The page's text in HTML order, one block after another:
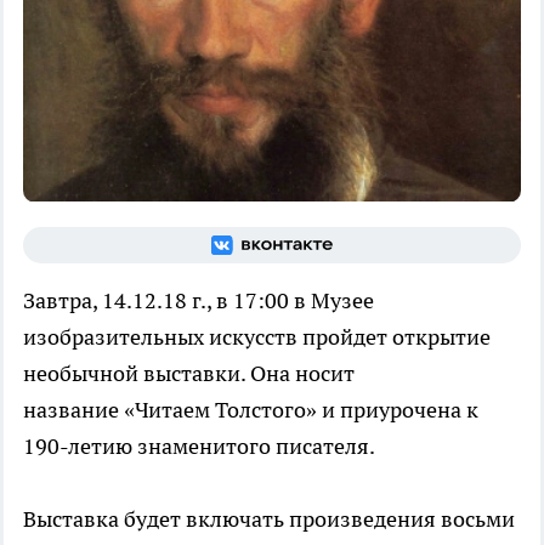
Завтра, 14.12.18 г., в 17:00 в Музее
изобразительных искусств пройдет открытие
необычной выставки. Она носит
название «Читаем Толстого» и приурочена к
190-летию знаменитого писателя.
Выставка будет включать произведения восьми